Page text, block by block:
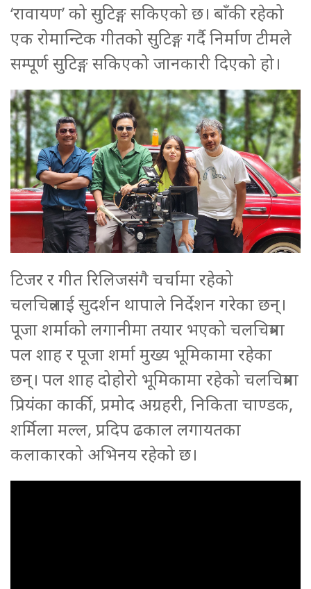
‘रावायण’ को सुटिङ्ग सकिएको छ। बाँकी रहेको
एक रोमान्टिक गीतको सुटिङ्ग गर्दै निर्माण टीमले
सम्पूर्ण सुटिङ्ग सकिएको जानकारी दिएको हो।
टिजर र गीत रिलिजसंगै चर्चामा रहेको
चलचित्रलाई सुदर्शन थापाले निर्देशन गरेका छन्।
पूजा शर्माको लगानीमा तयार भएको चलचित्रमा
पल शाह र पूजा शर्मा मुख्य भूमिकामा रहेका
छन्। पल शाह दोहोरो भूमिकामा रहेको चलचित्रमा
प्रियंका कार्की, प्रमोद अग्रहरी, निकिता चाण्डक,
शर्मिला मल्ल, प्रदिप ढकाल लगायतका
कलाकारको अभिनय रहेको छ।